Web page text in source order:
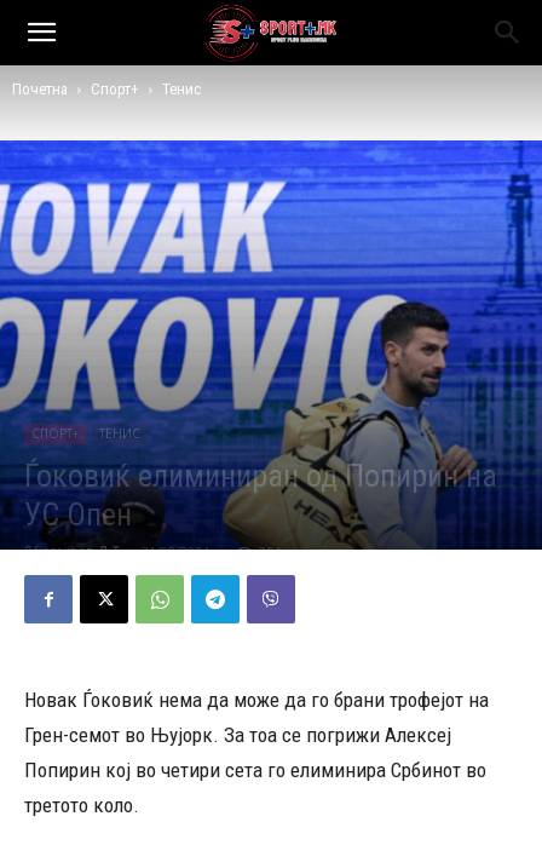
Почетна Спорт+ Тенис
СПОРТ+ ТЕНИС
Ѓоковиќ елиминиран од Попирин на
УС Опен
Објавено од Д.Т. - 31/08/2024 354
Новак Ѓоковиќ нема да може да го брани трофејот на
Грен-семот во Њујорк. За тоа се погрижи Алексеј
Попирин кој во четири сета го елиминира Србинот во
третото коло.